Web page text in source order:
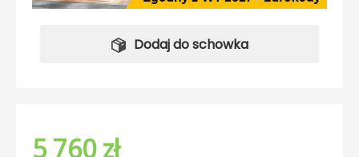
Dodaj do schowka
5 760 zł